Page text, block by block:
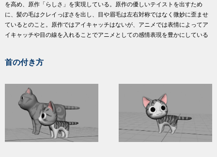
を高め、原作「らしさ」を実現している。原作の優しいテイストを出すため
に、髪の毛はクレイっぽさを出し、目や眉毛は左右対称ではなく微妙に歪ませ
ているとのこと。原作ではアイキャッチはないが、アニメでは表情によってア
イキャッチや目の線を入れることでアニメとしての感情表現を豊かにしている
首の付き方